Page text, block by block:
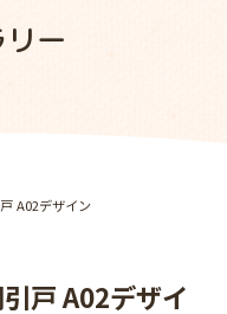
ー
A02デザイン
戸 A02デザイ